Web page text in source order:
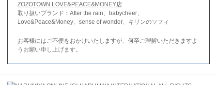
ZOZOTOWN LOVE&PEACE&MONEY店
取り扱いブランド：After the rain、babycheer、
Love&Peace&Money、sense of wonder、キリンのソフィ
お客様にはご不便をおかけいたしますが、何卒ご理解いただきますよ
うお願い申し上げます。